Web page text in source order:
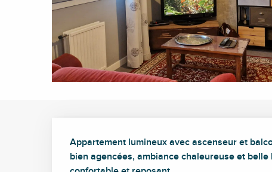
Description
Appartement lumineux avec ascenseur et
bien agencées, ambiance chaleureuse et